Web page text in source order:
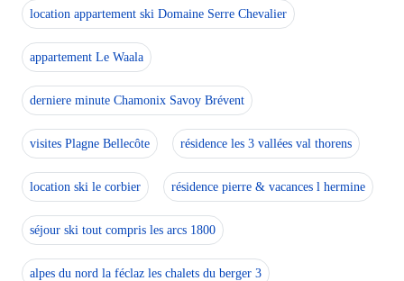
location appartement ski Domaine Serre Chevalier
appartement Le Waala
derniere minute Chamonix Savoy Brévent
visites Plagne Bellecôte résidence les 3 vallées val thorens
location ski le corbier résidence pierre & vacances l hermine
séjour ski tout compris les arcs 1800
alpes du nord la féclaz les chalets du berger 3